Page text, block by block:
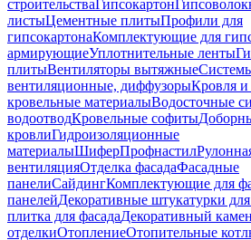
строительстваГипсокартон
листыЦементные плитыПрофили для
гипсокартонаКомплектующие для
армирующиеУплотнительные ленты
плитыВентиляторы вытяжные
вентиляционные, диффузорыКровля и
кровельные материалыВодосточные
водоотводКровельные софиты
кровлиГидроизоляционные
материалыШиферПрофнастил
вентиляцияОтделка фасадаФасадные
панелиСайдингКомплектующие для
панелейДекоративные штукатурки для
плитка для фасадаДекоративный
отделкиОтоплениеОтопительные